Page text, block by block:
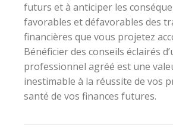
futurs et à anticiper les
favorables et défavorables des
financières que vous projetez
Bénéficier des conseils éclairés
professionnel agréé est une
inestimable à la réussite de vos
santé de vos finances futures.